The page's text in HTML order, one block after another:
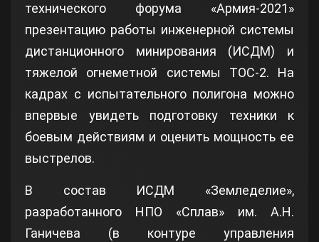
технического форума «Армия-2021»
презентацию работы инженерной системы
дистанционного минирования (ИСДМ) и
тяжелой огнеметной системы ТОС-2. На
кадрах с испытательного полигона можно
впервые увидеть подготовку техники к
боевым действиям и оценить мощность ее
выстрелов.
В состав ИСДМ «Земледелие»,
разработанного НПО «Сплав» им. А.Н.
Ганичева (в контуре управления